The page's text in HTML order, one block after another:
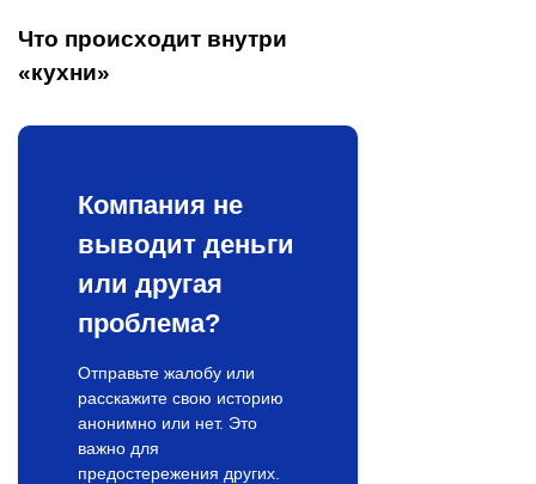
Что происходит внутри
«кухни»
Компания не
выводит деньги
или другая
проблема?
Отправьте жалобу или
расскажите свою историю
анонимно или нет. Это
важно для
предостережения других.